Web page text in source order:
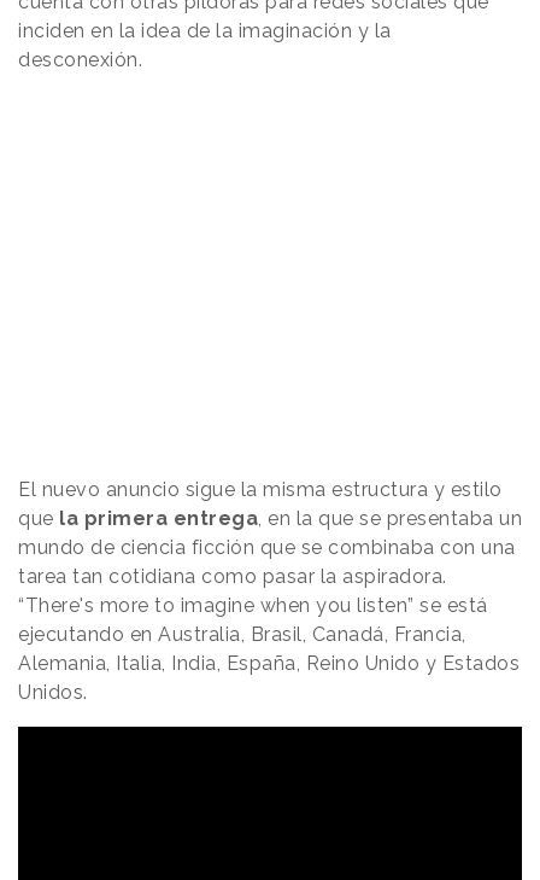
inciden en la idea de la imaginación y la
desconexión.
El nuevo anuncio sigue la misma estructura y estilo
que la primera entrega, en la que se presentaba un
mundo de ciencia ficción que se combinaba con una
tarea tan cotidiana como pasar la aspiradora.
“There's more to imagine when you listen” se está
ejecutando en Australia, Brasil, Canadá, Francia,
Alemania, Italia, India, España, Reino Unido y Estados
Unidos.